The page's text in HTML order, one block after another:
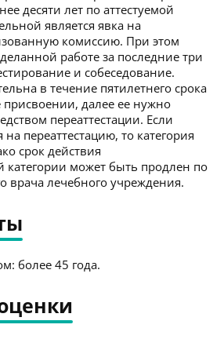
десяти лет по аттестуемой
является явка на
комиссию. При этом
работе за последние три
и собеседование.
в течение пятилетнего срока
присвоении, далее ее нужно
переаттестации. Если
переаттестацию, то категория
срок действия
может быть продлен по
врача лечебного учреждения.
более 45 года.